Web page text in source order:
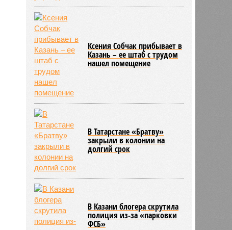
Ксения Собчак прибывает в
Казань – ее штаб с трудом
нашел помещение
В Татарстане «Братву»
закрыли в колонии на
долгий срок
В Казани блогера скрутила
полиция из-за «парковки
ФСБ»